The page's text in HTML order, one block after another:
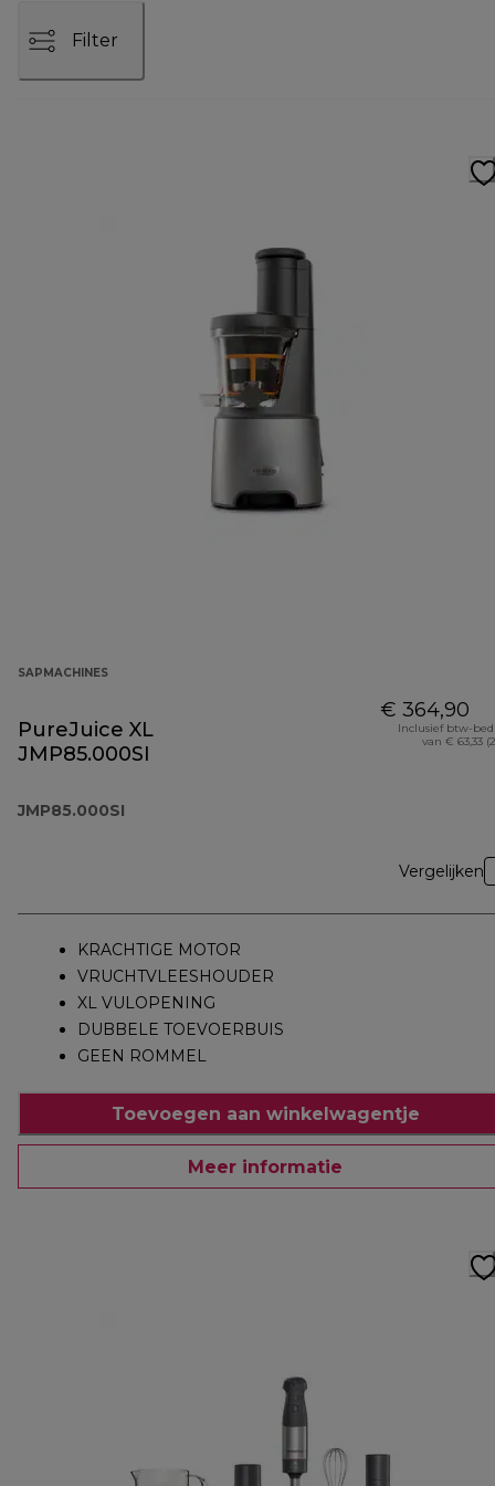
Filter
SAPMACHINES
PureJuice XL
JMP85.000SI
JMP85.000SI
€ 364,90
Inclusief btw-
van € 63,33
Vergelijken
KRACHTIGE MOTOR
VRUCHTVLEESHOUDER
XL VULOPENING
DUBBELE TOEVOERBUIS
GEEN ROMMEL
Toevoegen aan winkelwagentje
Meer informatie